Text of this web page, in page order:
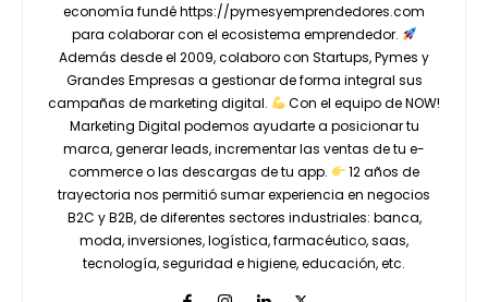
economía fundé https://pymesyemprendedores.com
para colaborar con el ecosistema emprendedor.
Además desde el 2009, colaboro con Startups, Pymes y
Grandes Empresas a gestionar de forma integral sus
campañas de marketing digital.
Con el equipo de NOW!
Marketing Digital podemos ayudarte a posicionar tu
marca, generar leads, incrementar las ventas de tu e-
commerce o las descargas de tu app.
12 años de
trayectoria nos permitió sumar experiencia en negocios
B2C y B2B, de diferentes sectores industriales: banca,
moda, inversiones, logística, farmacéutico, saas,
tecnología, seguridad e higiene, educación, etc.